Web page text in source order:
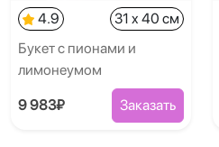
4.9
31 x 40 см
Букет с пионами и
лимонеумом
9 983₽ Заказать